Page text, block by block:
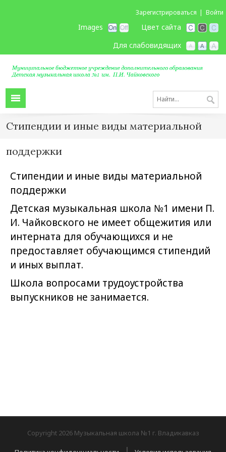
Зарегистрироваться Войти
Цвет сайта
Images
Для слабовидящих
Стипендии и иные виды материальной
поддержки
Стипендии и иные виды материальной
поддержки
Детская музыкальная школа №1 имени П.
И. Чайковского не имеет общежития или
интерната для обучающихся и не
предоставляет обучающимся стипендий
и иных выплат.
Школа вопросами трудоустройства
выпускников не занимается.
Copyright 2026 Музыкальная школа №1 г. Владикавказ